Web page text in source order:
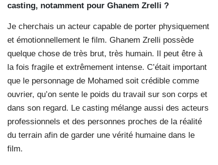
casting, notamment pour Ghanem Zrelli ?
Je cherchais un acteur capable de porter physiquement
et émotionnellement le film. Ghanem Zrelli possède
quelque chose de très brut, très humain. Il peut être à
la fois fragile et extrêmement intense. C’était important
que le personnage de Mohamed soit crédible comme
ouvrier, qu’on sente le poids du travail sur son corps et
dans son regard. Le casting mélange aussi des acteurs
professionnels et des personnes proches de la réalité
du terrain afin de garder une vérité humaine dans le
film.